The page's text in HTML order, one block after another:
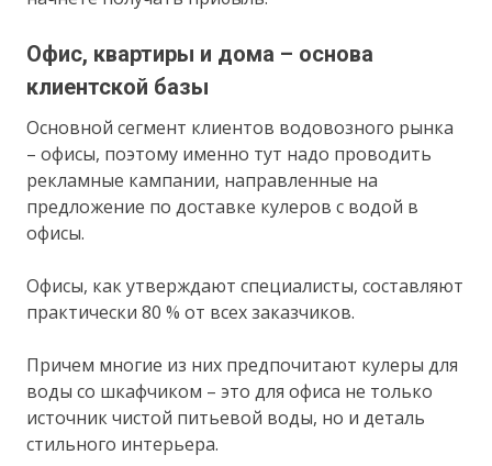
Офис, квартиры и дома – основа
клиентской базы
Основной сегмент клиентов водовозного рынка
– офисы, поэтому именно тут надо проводить
рекламные кампании, направленные на
предложение по доставке кулеров с водой в
офисы.
Офисы, как утверждают специалисты, составляют
практически 80 % от всех заказчиков.
Причем многие из них предпочитают кулеры для
воды со шкафчиком – это для офиса не только
источник чистой питьевой воды, но и деталь
стильного интерьера.